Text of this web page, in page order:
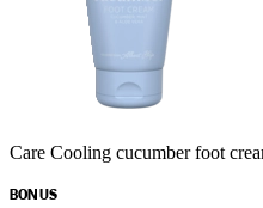
Care Cooling cucumber foot
BONUS